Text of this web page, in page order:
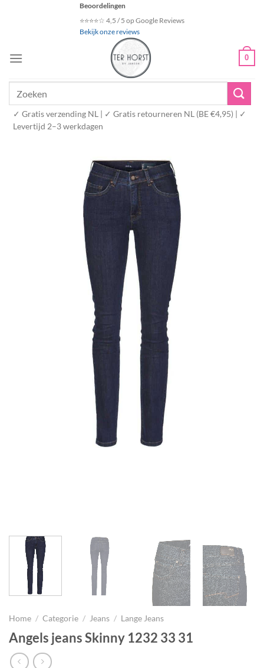
Beoordelingen
⭐⭐⭐⭐☆ 4,5 / 5 op Google Reviews
Bekijk onze reviews
0
✓ Gratis verzending NL | ✓ Gratis retourneren NL (BE €4,95) | ✓
Levertijd 2–3 werkdagen
Home / Categorie / Jeans / Lange Jeans
Angels jeans Skinny 1232 33 31